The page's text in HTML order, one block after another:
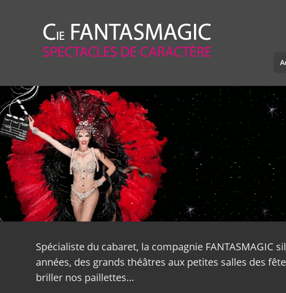
Spécialiste du cabaret, la compagnie FANTASMAGIC
années, des grands théâtres aux petites salles des
briller nos paillettes…